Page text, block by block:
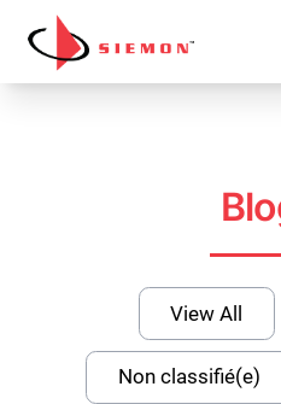
Aller au contenu
View All
Non classifié(e)